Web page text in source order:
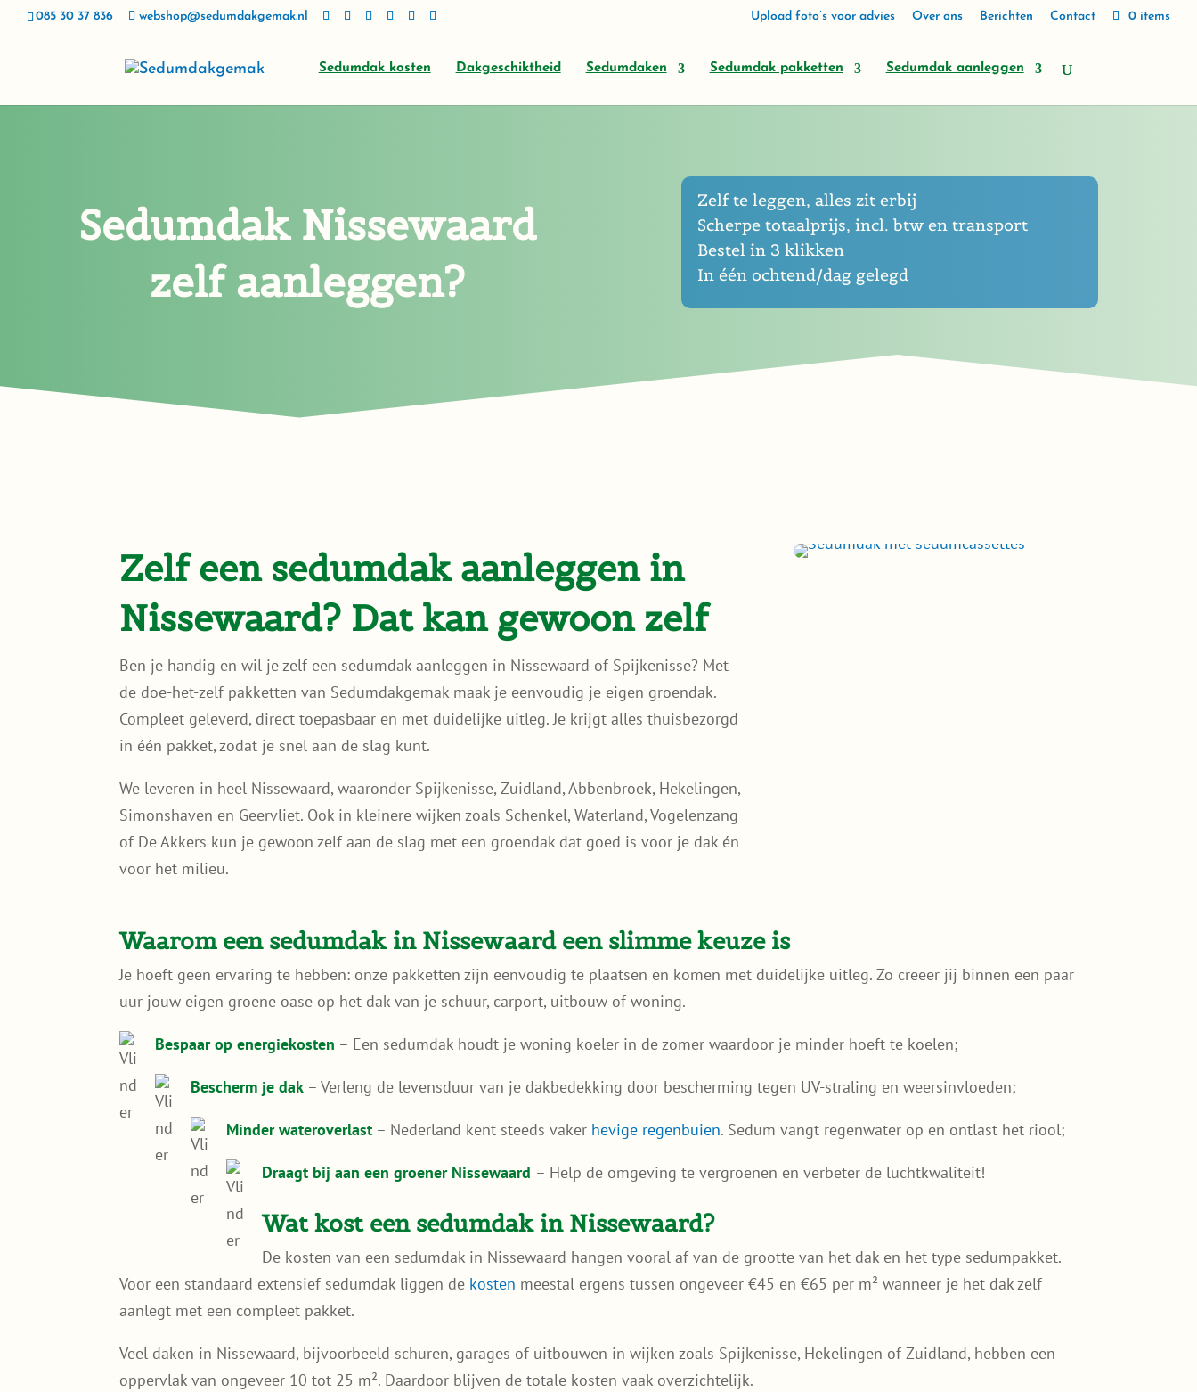
085 30 37 836 webshop@sedumdakgemak.nl Upload foto’s voor advies Over ons Berichten Contact 0 items
Sedumdak kosten Dakgeschiktheid Sedumdaken Sedumdak pakketten Sedumdak aanleggen
Sedumdak Nissewaard
zelf aanleggen?
Zelf te leggen, alles zit erbij
Scherpe totaalprijs, incl. btw en transport
Bestel in 3 klikken
In één ochtend/dag gelegd
Zelf een sedumdak aanleggen in
Nissewaard? Dat kan gewoon zelf
Ben je handig en wil je zelf een sedumdak aanleggen in Nissewaard of Spijkenisse? Met
de doe-het-zelf pakketten van Sedumdakgemak maak je eenvoudig je eigen groendak.
Compleet geleverd, direct toepasbaar en met duidelijke uitleg. Je krijgt alles thuisbezorgd
in één pakket, zodat je snel aan de slag kunt.
We leveren in heel Nissewaard, waaronder Spijkenisse, Zuidland, Abbenbroek, Hekelingen,
Simonshaven en Geervliet. Ook in kleinere wijken zoals Schenkel, Waterland, Vogelenzang
of De Akkers kun je gewoon zelf aan de slag met een groendak dat goed is voor je dak én
voor het milieu.
Waarom een sedumdak in Nissewaard een slimme keuze is
Je hoeft geen ervaring te hebben: onze pakketten zijn eenvoudig te plaatsen en komen met duidelijke uitleg. Zo creëer jij binnen een paar
uur jouw eigen groene oase op het dak van je schuur, carport, uitbouw of woning.
Bespaar op energiekosten – Een sedumdak houdt je woning koeler in de zomer waardoor je minder hoeft te koelen;
Bescherm je dak – Verleng de levensduur van je dakbedekking door bescherming tegen UV-straling en weersinvloeden;
Minder wateroverlast – Nederland kent steeds vaker hevige regenbuien. Sedum vangt regenwater op en ontlast het riool;
Draagt bij aan een groener Nissewaard – Help de omgeving te vergroenen en verbeter de luchtkwaliteit!
Wat kost een sedumdak in Nissewaard?
De kosten van een sedumdak in Nissewaard hangen vooral af van de grootte van het dak en het type sedumpakket.
Voor een standaard extensief sedumdak liggen de kosten meestal ergens tussen ongeveer €45 en €65 per m² wanneer je het dak zelf
aanlegt met een compleet pakket.
Veel daken in Nissewaard, bijvoorbeeld schuren, garages of uitbouwen in wijken zoals Spijkenisse, Hekelingen of Zuidland, hebben een
oppervlak van ongeveer 10 tot 25 m². Daardoor blijven de totale kosten vaak overzichtelijk.